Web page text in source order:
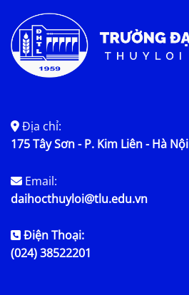
Địa chỉ:
175 Tây Sơn - P. Kim Liên - Hà Nội
Email:
daihocthuyloi@tlu.edu.vn
Điện Thoại:
(024) 38522201